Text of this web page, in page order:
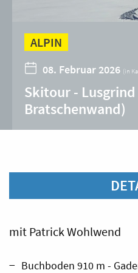
ALPIN
08. Februar 2026 (in
Skitour -
Bratschenwand)
mit Patrick Wohlwend
Buchboden 910 m -